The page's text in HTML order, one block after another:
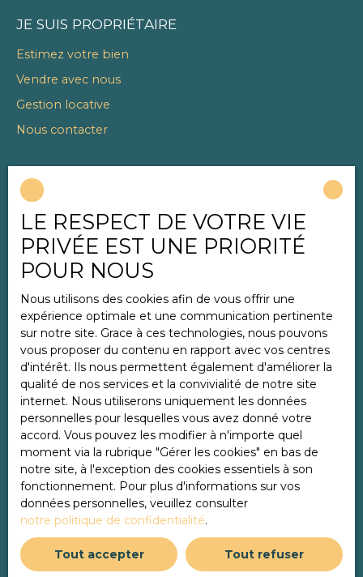
JE SUIS PROPRIÉTAIRE
Estimez votre bien
Vendre avec nous
Gestion locative
Nous contacter
INFORMATIONS
Nos honoraires
Mentions légales
Politique de confidentialité
Plan du site
Gérer les cookies
Propulsé par
+33 3 85 44 23 32
56 Rue Général Giraud
71100 Chalon-sur-Saône
LE RESPECT DE VOTRE VIE
PRIVÉE EST UNE PRIORITÉ
POUR NOUS
Nous utilisons des cookies afin de vous offrir une
expérience optimale et une communication pertinente
sur notre site. Grace à ces technologies, nous pouvons
vous proposer du contenu en rapport avec vos centres
d'intérêt. Ils nous permettent également d'améliorer la
qualité de nos services et la convivialité de notre site
internet. Nous utiliserons uniquement les données
personnelles pour lesquelles vous avez donné votre
accord. Vous pouvez les modifier à n'importe quel
moment via la rubrique ″Gérer les cookies″ en bas de
notre site, à l'exception des cookies essentiels à son
fonctionnement. Pour plus d'informations sur vos
données personnelles, veuillez consulter
notre politique de confidentialité.
Tout accepter Tout refuser